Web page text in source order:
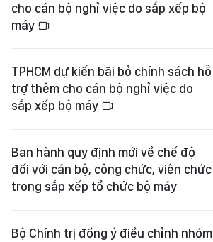
cho cán bộ nghỉ việc do sắp xếp bộ
máy
TPHCM dự kiến bãi bỏ chính sách hỗ
trợ thêm cho cán bộ nghỉ việc do
sắp xếp bộ máy
Ban hành quy định mới về chế độ
đối với cán bộ, công chức, viên chức
trong sắp xếp tổ chức bộ máy
Bộ Chính trị đồng ý điều chỉnh nhóm